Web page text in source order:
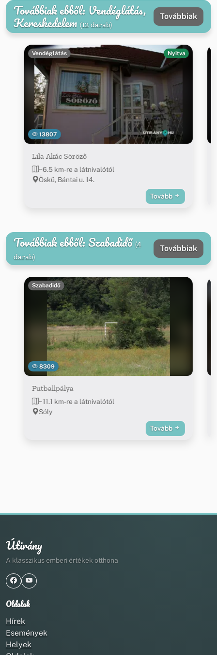
Továbbiak ebből: Vendéglátás,
Kereskedelem (12 darab)
Továbbiak
13807
Vendéglátás Nyitva
Lila Akác Söröző
~6.5 km-re a látnivalótól
Öskü, Bántai u. 14.
Tovább
Továbbiak ebből: Szabadidő (4
darab)
Továbbiak
8309
Szabadidő
Futballpálya
~11.1 km-re a látnivalótól
Sóly
Tovább
Útirány
A klasszikus emberi értékek otthona
Oldalak
Hírek
Események
Helyek